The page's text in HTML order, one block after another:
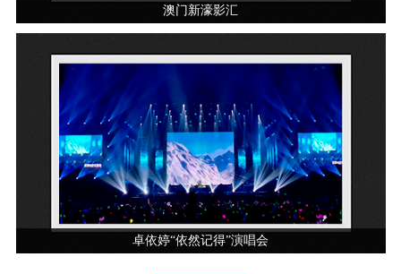
澳门新濠影汇
卓依婷“依然记得”演唱会